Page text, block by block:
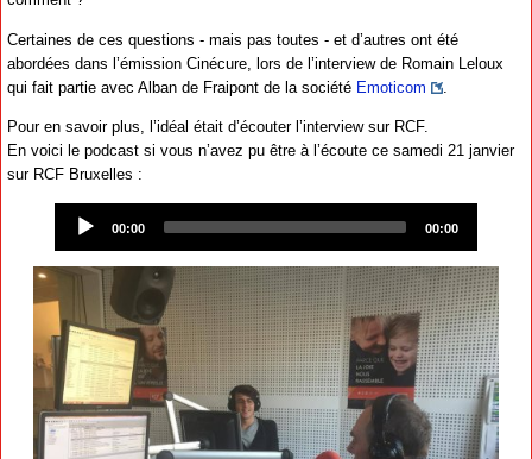
Certaines de ces questions - mais pas toutes - et d’autres ont été
abordées dans l’émission Cinécure, lors de l’interview de Romain Leloux
qui fait partie avec Alban de Fraipont de la société Emoticom
Pour en savoir plus, l’idéal était d’écouter l’interview sur RCF.
En voici le podcast si vous n’avez pu être à l’écoute ce samedi 21 janvier
sur RCF Bruxelles :
00:00 00:00